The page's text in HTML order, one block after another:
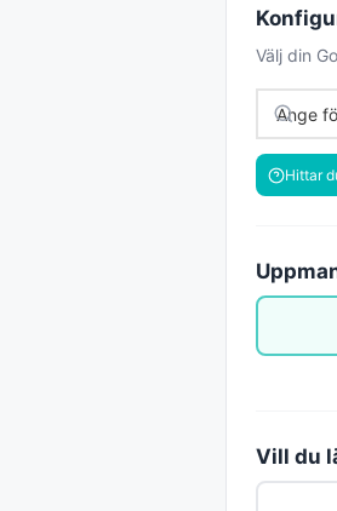
Välj din
Hittar
Vill du